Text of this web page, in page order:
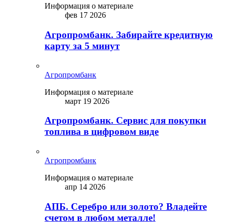
Информация о материале
фев 17 2026
Агропромбанк. Забирайте кредитную
карту за 5 минут
Агропромбанк
Информация о материале
март 19 2026
Агропромбанк. Сервис для покупки
топлива в цифровом виде
Агропромбанк
Информация о материале
апр 14 2026
АПБ. Серебро или золото? Владейте
счетом в любом металле!